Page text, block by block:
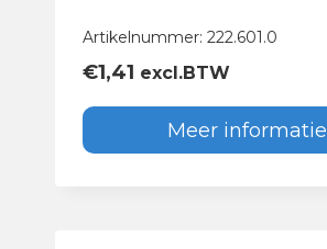
Artikelnummer: 222.601.0
€1,41 excl.BTW
Meer informatie